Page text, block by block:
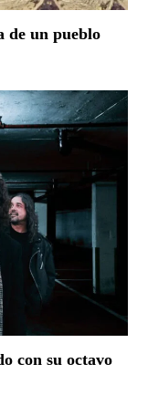
de un pueblo
con su octavo